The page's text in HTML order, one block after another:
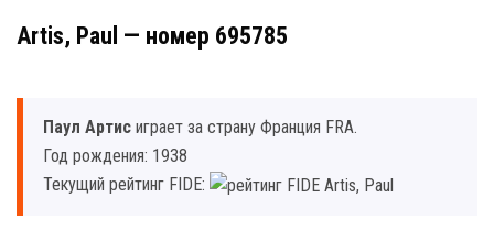
Artis, Paul — номер 695785
Паул Артис играет за страну Франция FRA.
Год рождения: 1938
Текущий рейтинг FIDE: